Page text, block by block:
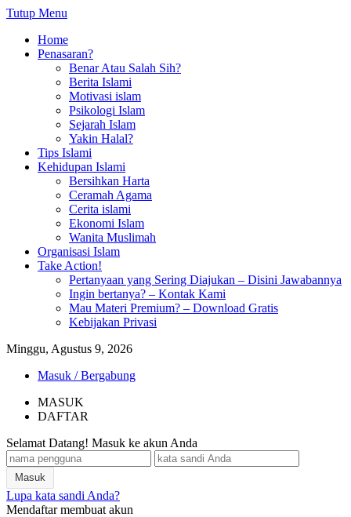
Tutup Menu
Home
Penasaran?
Benar Atau Salah Sih?
Berita Islami
Motivasi islam
Psikologi Islam
Sejarah Islam
Yakin Halal?
Tips Islami
Kehidupan Islami
Bersihkan Harta
Ceramah Agama
Cerita islami
Ekonomi Islam
Wanita Muslimah
Organisasi Islam
Take Action!
Pertanyaan yang Sering Diajukan – Disini Jawabannya
Ingin bertanya? – Kontak Kami
Mau Materi Premium? – Download Gratis
Kebijakan Privasi
Minggu, Agustus 9, 2026
Masuk / Bergabung
MASUK
DAFTAR
Selamat Datang! Masuk ke akun Anda
Lupa kata sandi Anda?
Mendaftar membuat akun